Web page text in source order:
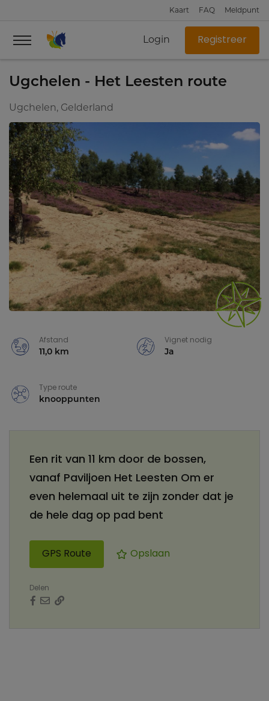
Kaart FAQ Meldpunt
Login Registreer
Ugchelen - Het Leesten route
Ugchelen, Gelderland
Afstand
11,0 km
Vignet nodig
Ja
Type route
knooppunten
Een rit van 11 km door de bossen,
vanaf Paviljoen Het Leesten Om er
even helemaal uit te zijn zonder dat je
de hele dag op pad bent
GPS Route Opslaan
Delen